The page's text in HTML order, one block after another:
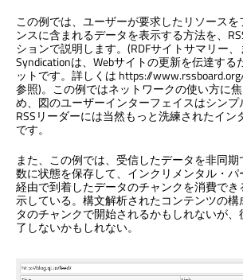
この例では、ユーザーが要求したリソース
ンスに含まれるデータを表示する方法を、
ションで説明します。(RDFサイトサマリー、
Syndicationは、Webサイトの更新を伝達する
ットです。詳しくは https://
参照)。この例ではネットワークの使い方に
め、図のユーザーインターフェイスはシン
RSSリーダーには当然もっと洗練されたイン
です。
また、この例では、受信したデータを非同
数に状態を保存して、インクリメンタル・パ
経由で到着したデータのチャンクを消費で
示している。構文解析されたコンテンツの
タのチャンクで開始されるかもしれないが
了しないかもしれない。